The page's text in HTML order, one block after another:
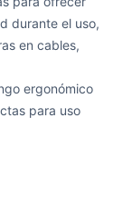
durante el uso,
en cables,
ergonómico
para uso